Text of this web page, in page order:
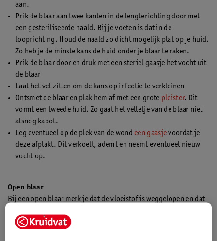
aan.
Prik de blaar aan twee kanten in de lengterichting door met
een gesteriliseerde naald. Bij je voeten is dat in de
looprichting. Houd de naald zo dicht mogelijk plat op je huid.
Zo heb je de minste kans de huid onder je blaar te raken.
Prik de blaar door en druk met een steriel gaasje het vocht uit
de blaar
Laat het vel zitten om de kans op infectie te verkleinen
Ontsmet de blaar en plak hem af met een grote pleister. Dit
vormt een tweede huid. Zo gaat het velletje van de blaar niet
alsnog kapot.
Leg eventueel op de plek van de wond een gaasjevoordat je
deze afplakt. Dit verkoelt, ademt en neemt eventueel nieuw
vocht op.
Open blaar
Bij een open blaar merk je dat de vloeistof is weggelopen en dat
maak je ze per ongeluk kapot. Behandel deze blaren dan als een